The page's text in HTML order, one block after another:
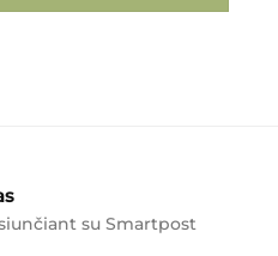
su Smartpost